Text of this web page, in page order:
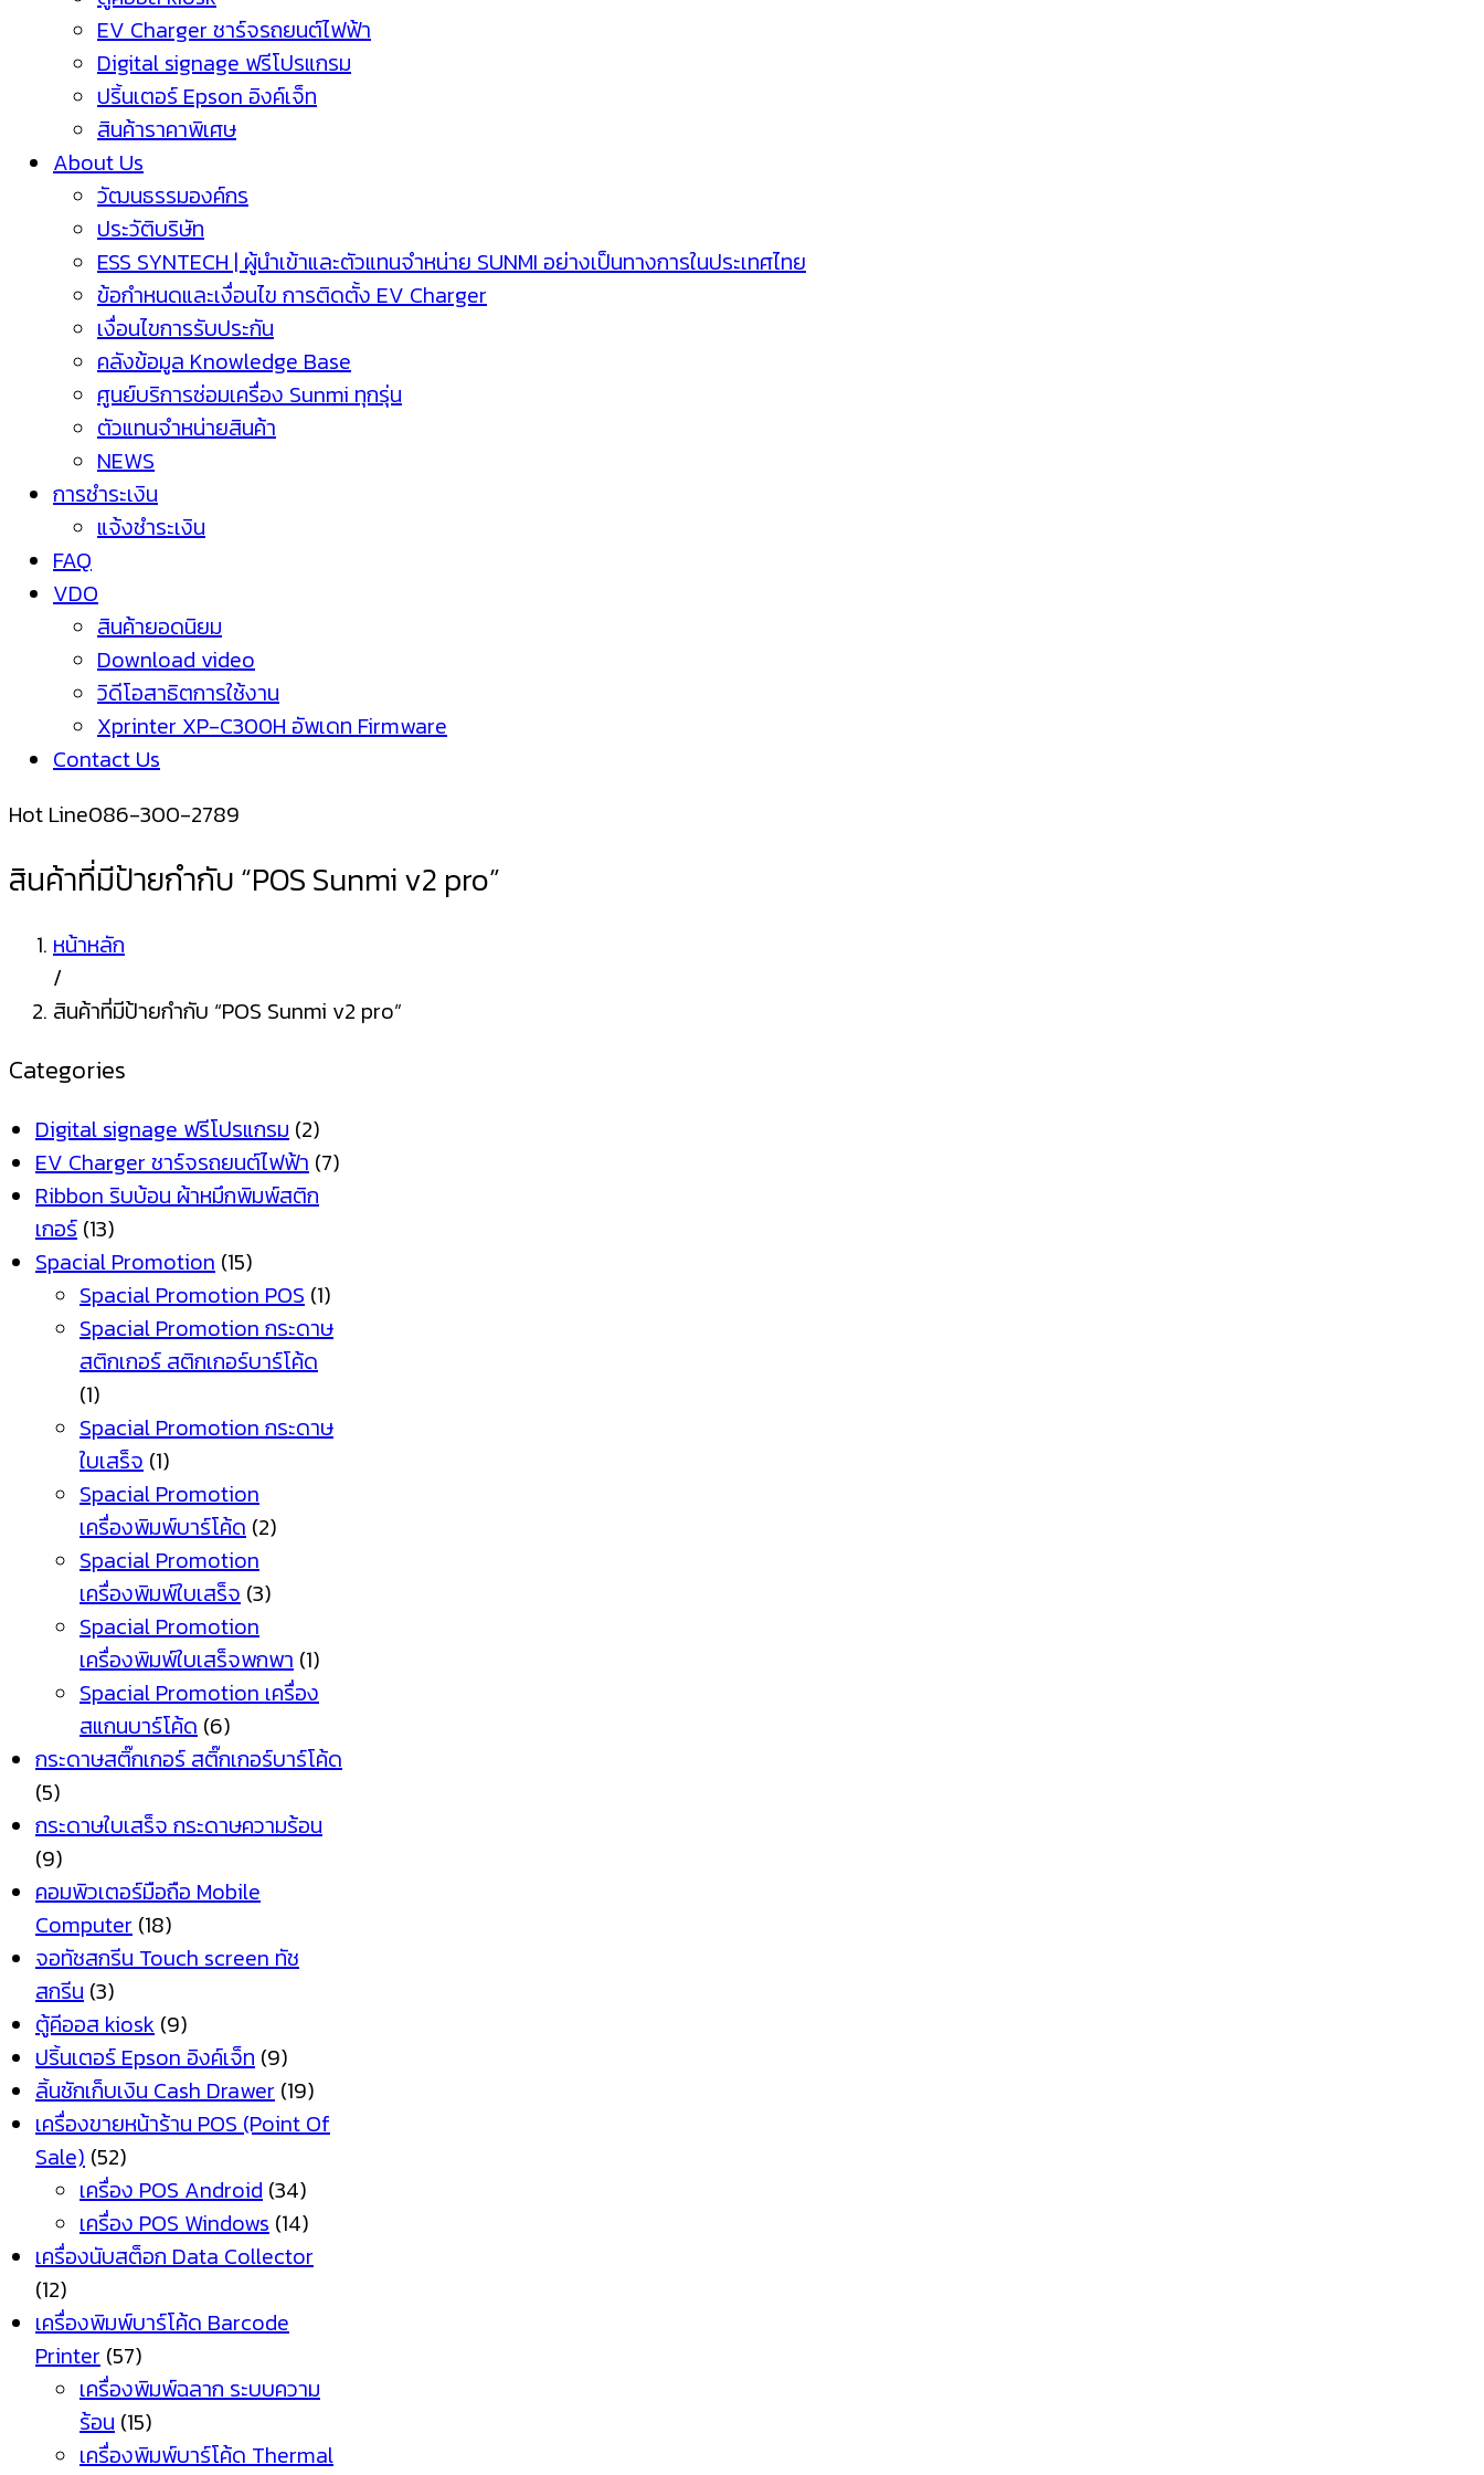
EV Charger ชาร์จรถยนต์ไฟฟ้า
Digital signage ฟรีโปรแกรม
ปริ้นเตอร์ Epson อิงค์เจ็ท
สินค้าราคาพิเศษ
About Us
วัฒนธรรมองค์กร
ประวัติบริษัท
ESS SYNTECH | ผู้นำเข้าและตัวแทนจำหน่าย SUNMI อย่างเป็นทางการในประเทศไทย
ข้อกำหนดและเงื่อนไข การติดตั้ง EV Charger
เงื่อนไขการรับประกัน
คลังข้อมูล Knowledge Base
ศูนย์บริการซ่อมเครื่อง Sunmi ทุกรุ่น
ตัวแทนจำหน่ายสินค้า
NEWS
การชำระเงิน
แจ้งชำระเงิน
FAQ
VDO
สินค้ายอดนิยม
Download video
วิดีโอสาธิตการใช้งาน
Xprinter XP-C300H อัพเดท Firmware
Contact Us
Hot Line086-300-2789
สินค้าที่มีป้ายกำกับ “POS Sunmi v2 pro”
หน้าหลัก
/
สินค้าที่มีป้ายกำกับ “POS Sunmi v2 pro”
Categories
Digital signage ฟรีโปรแกรม (2)
EV Charger ชาร์จรถยนต์ไฟฟ้า (7)
Ribbon ริบบ้อน ผ้าหมึกพิมพ์สติก
เกอร์ (13)
Spacial Promotion (15)
Spacial Promotion POS (1)
Spacial Promotion กระดาษ
สติกเกอร์ สติกเกอร์บาร์โค้ด
(1)
Spacial Promotion กระดาษ
ใบเสร็จ (1)
Spacial Promotion
เครื่องพิมพ์บาร์โค้ด (2)
Spacial Promotion
เครื่องพิมพ์ใบเสร็จ (3)
Spacial Promotion
เครื่องพิมพ์ใบเสร็จพกพา (1)
Spacial Promotion เครื่อง
สแกนบาร์โค้ด (6)
กระดาษสติ๊กเกอร์ สติ๊กเกอร์บาร์โค้ด
(5)
กระดาษใบเสร็จ กระดาษความร้อน
(9)
คอมพิวเตอร์มือถือ Mobile
Computer (18)
จอทัชสกรีน Touch screen ทัช
สกรีน (3)
ตู้คีออส kiosk (9)
ปริ้นเตอร์ Epson อิงค์เจ็ท (9)
ลิ้นชักเก็บเงิน Cash Drawer (19)
เครื่องขายหน้าร้าน POS (Point Of
Sale) (52)
เครื่อง POS Android (34)
เครื่อง POS Windows (14)
เครื่องนับสต็อก Data Collector
(12)
เครื่องพิมพ์บาร์โค้ด Barcode
Printer (57)
เครื่องพิมพ์ฉลาก ระบบความ
ร้อน (15)
เครื่องพิมพ์บาร์โค้ด Thermal